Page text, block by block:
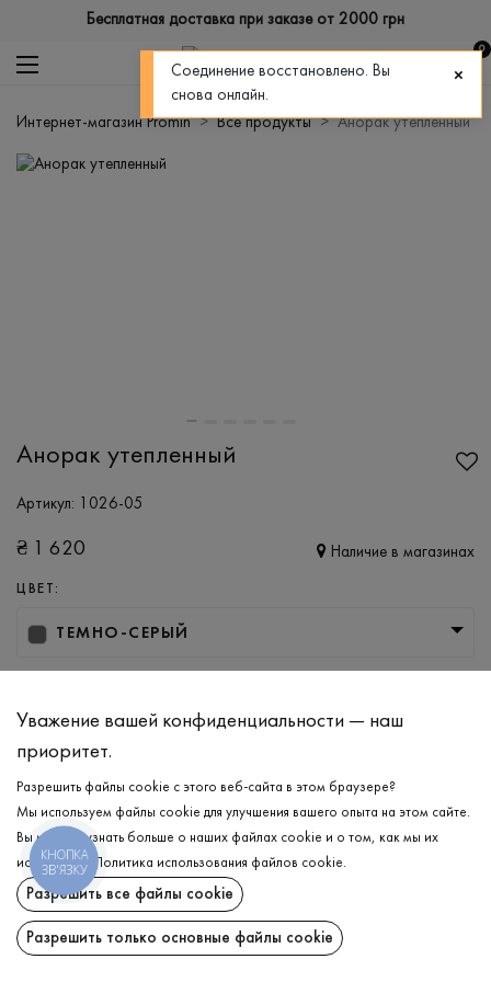
Бесплатная доставка при заказе от 2000 грн
0
Интернет-магазин Promin Все продукты Анорак утепленный
Анорак утепленный
Артикул: 1026-05
₴ 1 620 Наличие в магазинах
ЦВЕТ:
ТЕМНО-СЕРЫЙ
M L XL XXL
ВЫБЕРИТЕ РАЗМЕР
Анорак утепленный
ДОБАВИТЬ В КОРЗИНУ
ОПИСАНИЕ
Уважение вашей конфиденциальности — наш
приоритет.
Разрешить файлы cookie с этого веб-сайта в этом браузере?
Мы используем файлы cookie для улучшения вашего опыта на этом сайте.
Вы можете узнать больше о наших файлах cookie и о том, как мы их
используем.
Политика использования файлов cookie.
Разрешить все файлы cookie
Разрешить только основные файлы cookie
КНОПКА
ЗВ'ЯЗКУ
Соединение восстановлено. Вы
снова онлайн.